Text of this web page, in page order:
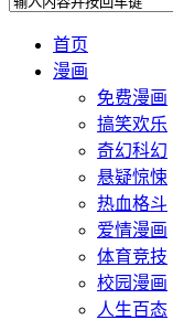
首页
漫画
免费漫画
搞笑欢乐
奇幻科幻
悬疑惊悚
热血格斗
爱情漫画
体育竞技
校园漫画
人生百态